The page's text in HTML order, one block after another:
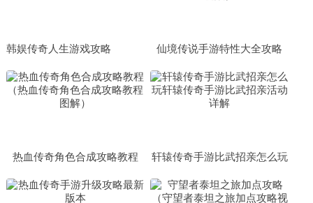
韩娱传奇人生游戏攻略
仙境传说手游特性大全攻略
视频）
热血传奇角色合成攻略教程
图解）
轩辕传奇手游比武招亲怎么玩
解